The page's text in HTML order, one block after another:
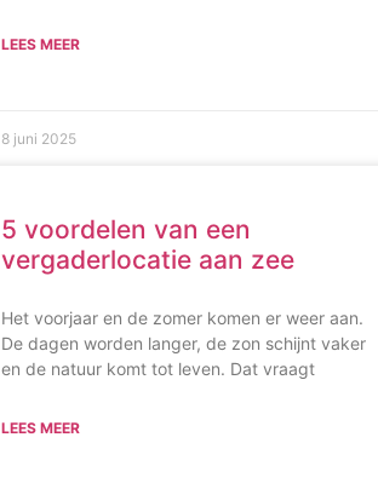
LEES MEER
8 juni 2025
5 voordelen van een
vergaderlocatie aan zee
Het voorjaar en de zomer komen er weer aan.
De dagen worden langer, de zon schijnt vaker
en de natuur komt tot leven. Dat vraagt
LEES MEER